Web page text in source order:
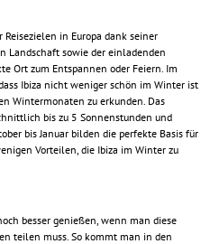
in Europa dank seiner
Landschaft sowie der einladenden
Ort zum Entspannen oder Feiern. Im
Ibiza nicht weniger schön im Winter ist
Wintermonaten zu erkunden. Das
bis zu 5 Sonnenstunden und
bis Januar bilden die perfekte Basis für
Vorteilen, die Ibiza im Winter zu
besser genießen, wenn man diese
teilen muss. So kommt man in den